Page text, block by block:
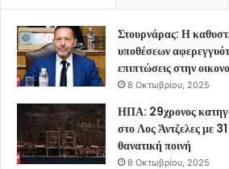
Στουρνάρας: Η
υποθέσεων
επιπτώσεις στην
8 Οκτωβρίου, 2025
ΗΠΑ: 29χρονος
στο Λος Άντζελες με
θανατική ποινή
8 Οκτωβρίου, 2025